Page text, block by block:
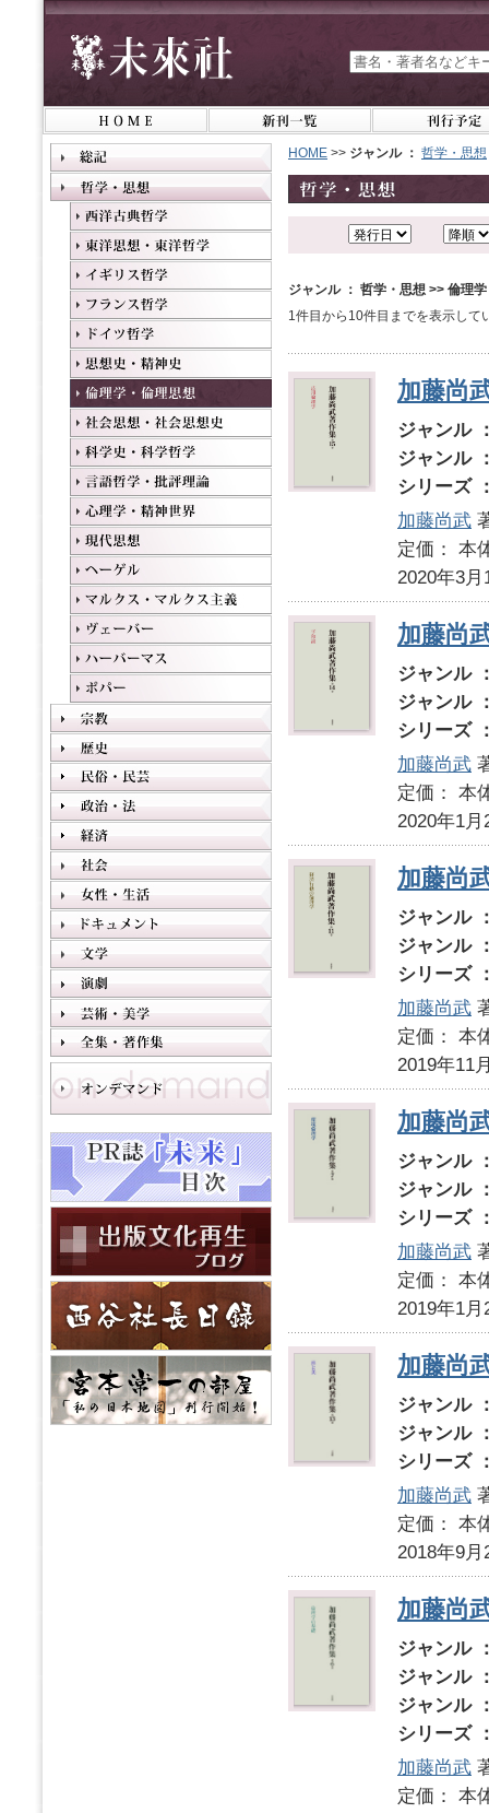
HOME >> ジャンル ： 哲学・思想
ジャンル ： 哲学・思想 >> 倫理
1件目から10件目までを表示して
加藤尚
ジャンル
ジャンル
シリーズ
加藤尚武
定価：
2020年3月
加藤尚
ジャンル
ジャンル
シリーズ
加藤尚武
定価：
2020年1月
加藤尚
ジャンル
ジャンル
シリーズ
加藤尚武
定価：
2019年11
加藤尚
ジャンル
ジャンル
シリーズ
加藤尚武
定価：
2019年1月
加藤尚
ジャンル
ジャンル
シリーズ
加藤尚武
定価：
2018年9月
加藤尚
ジャンル
ジャンル
ジャンル
シリーズ
加藤尚武
定価：